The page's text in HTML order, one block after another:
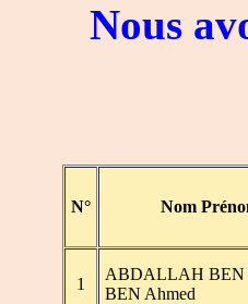
Nous
N° Nom
1
ABDALLAH BEN
BEN Ahmed